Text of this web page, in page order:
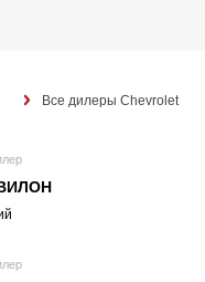
Все дилеры Chevrolet